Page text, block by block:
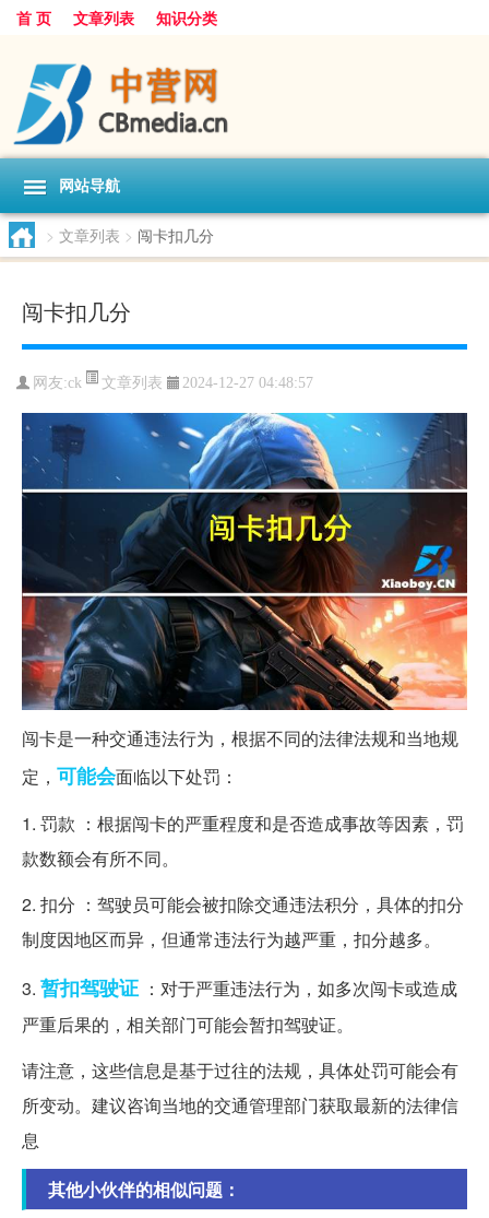
首 页 文章列表 知识分类
网站导航
> 文章列表 > 闯卡扣几分
闯卡扣几分
网友:ck 文章列表 2024-12-27 04:48:57
闯卡是一种交通违法行为，根据不同的法律法规和当地规
定， 可能会面临以下处罚：
1. 罚款 ：根据闯卡的严重程度和是否造成事故等因素，罚
款数额会有所不同。
2. 扣分 ：驾驶员可能会被扣除交通违法积分，具体的扣分
制度因地区而异，但通常违法行为越严重，扣分越多。
3. 暂扣驾驶证 ：对于严重违法行为，如多次闯卡或造成
严重后果的，相关部门可能会暂扣驾驶证。
请注意，这些信息是基于过往的法规，具体处罚可能会有
所变动。建议咨询当地的交通管理部门获取最新的法律信
息
其他小伙伴的相似问题：